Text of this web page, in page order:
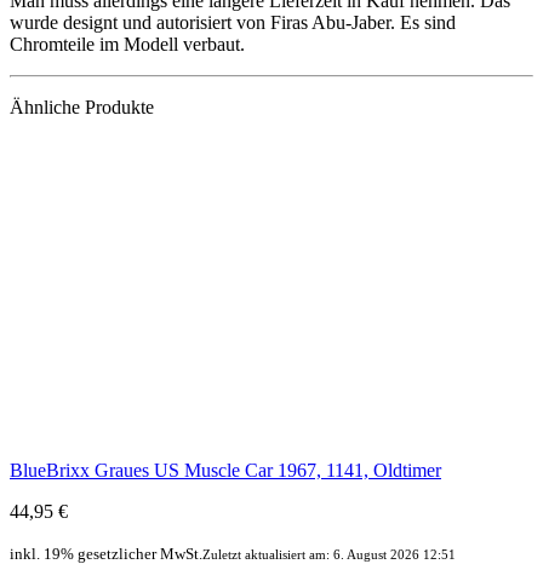
wurde designt und autorisiert von Firas Abu-Jaber. Es sind
Chromteile im Modell verbaut.
Ähnliche Produkte
BlueBrixx Graues US Muscle Car 1967, 1141, Oldtimer
44,95 €
inkl. 19% gesetzlicher MwSt. Zuletzt aktualisiert am: 6. August 2026 12:51